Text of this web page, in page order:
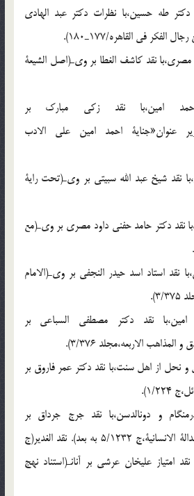
3/335)درباره دكتر طه حسين،با نظرات دكتر عبد الهادى
فى القاهره/177ـ180).
احمد امين مصرى،با نقد كاشف الغطا بر وىـ(اصل الشيعة
3)بر احمد امين،با نقد زكى مبارك بر
عنوان«جناية احمد امين على الادب
احمد امين،با نقد شيخ عبد الله سبيتى بر وىـ(تحت راية
احمد امين،با نقد دكتر حامد حفنى داود مصرى بر وىـ(مع
احمد امين،با نقد استاد اسد حيدر النجفى بر وىـ(الامام
3)بر احمد امين،با نقد دكتر مصطفى السباعى بر
ملل و نحل از اهل سنت،با نقد دكتر عمر فاروق بر
224).
اميل درمنگام و دونالدسن،با نقد جرج جرداق بر
لامنسـ(الامام على صوت العدالة الانسانية،ج 5/1232 به بعد). نقد الغدير(ج
امتياز عليخان عرشى بر آنانـ(استناد نهج